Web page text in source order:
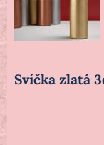
Svíčka zlatá